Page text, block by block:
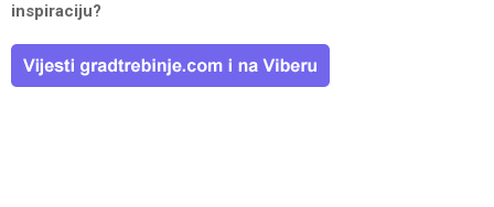
inspiraciju?